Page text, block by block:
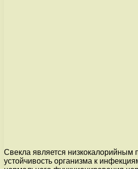
Свекла является низкокалорийным
устойчивость организма к